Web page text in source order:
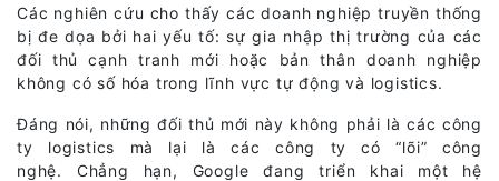
Các nghiên cứu cho thấy các doanh nghiệp truyền thống
bị đe dọa bởi hai yếu tố: sự gia nhập thị trường của các
đối thủ cạnh tranh mới hoặc bản thân doanh nghiệp
không có số hóa trong lĩnh vực tự động và logistics.
Đáng nói, những đối thủ mới này không phải là các công
ty logistics mà lại là các công ty có “lõi” công
nghệ. Chẳng hạn, Google đang triển khai một hệ